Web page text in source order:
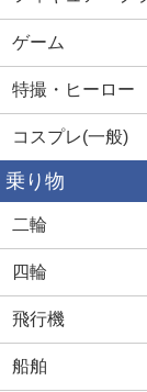
ゲーム
特撮・ヒーロー
コスプレ(一般)
乗り物
二輪
四輪
飛行機
船舶